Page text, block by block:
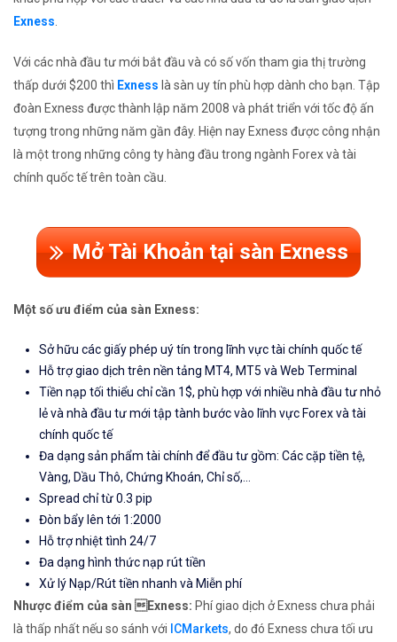
Exness.
Với các nhà đầu tư mới bắt đầu và có số vốn tham gia thị trường
thấp dưới $200 thì Exness là sàn uy tín phù hợp dành cho bạn. Tập
đoàn Exness được thành lập năm 2008 và phát triển với tốc độ ấn
tượng trong những năm gần đây. Hiện nay Exness được công nhận
là một trong những công ty hàng đầu trong ngành Forex và tài
chính quốc tế trên toàn cầu.
Mở Tài Khoản tại sàn Exness
Một số ưu điểm của sàn Exness:
Sở hữu các giấy phép uý tín trong lĩnh vực tài chính quốc tế
Hỗ trợ giao dịch trên nền tảng MT4, MT5 và Web Terminal
Tiền nạp tối thiểu chỉ cần 1$, phù hợp với nhiều nhà đầu tư nhỏ
lẻ và nhà đầu tư mới tập tành bước vào lĩnh vực Forex và tài
chính quốc tế
Đa dạng sản phẩm tài chính để đầu tư gồm: Các cặp tiền tệ,
Vàng, Dầu Thô, Chứng Khoán, Chỉ số,...
Spread chỉ từ 0.3 pip
Đòn bẩy lên tới 1:2000
Hỗ trợ nhiệt tình 24/7
Đa dạng hình thức nạp rút tiền
Xử lý Nạp/Rút tiền nhanh và Miễn phí
Nhược điểm của sàn Exness: Phí giao dịch ở Exness chưa phải
là thấp nhất nếu so sánh với ICMarkets, do đó Exness chưa tối ưu